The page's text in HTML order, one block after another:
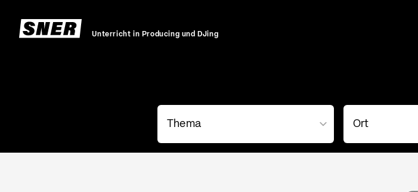
Unterricht in Producing und DJing